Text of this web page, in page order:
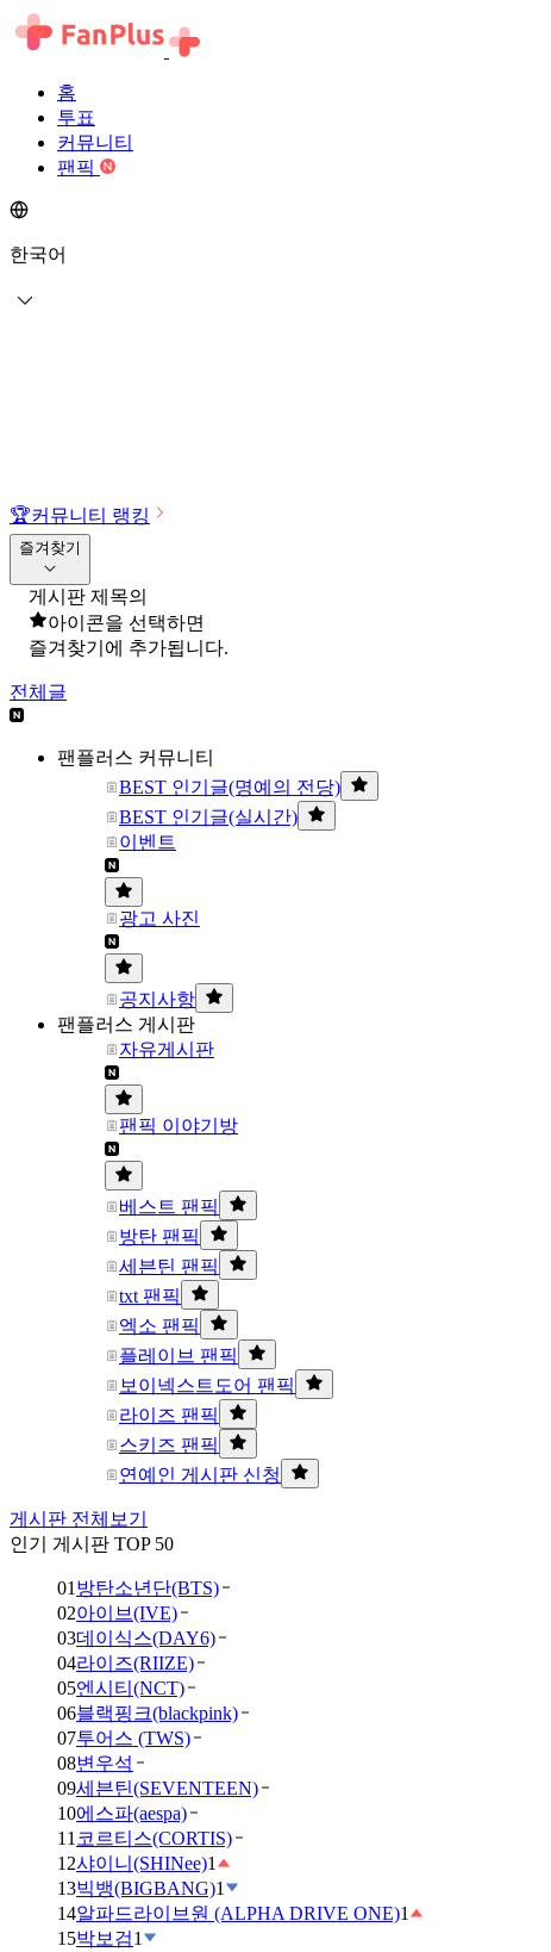
홈
투표
커뮤니티
팬픽
한국어
🏆커뮤니티 랭킹
즐겨찾기
게시판 제목의
아이콘을 선택하면
즐겨찾기에 추가됩니다.
전체글
팬플러스 커뮤니티
BEST 인기글(명예의 전당)
BEST 인기글(실시간)
이벤트
광고 사진
공지사항
팬플러스 게시판
자유게시판
팬픽 이야기방
베스트 팬픽
방탄 팬픽
세븐틴 팬픽
txt 팬픽
엑소 팬픽
플레이브 팬픽
보이넥스트도어 팬픽
라이즈 팬픽
스키즈 팬픽
연예인 게시판 신청
게시판 전체보기
인기 게시판 TOP 50
01 방탄소년단(BTS)
02아이브(IVE)
03데이식스(DAY6)
04라이즈(RIIZE)
05엔시티(NCT)
06블랙핑크(blackpink)
07투어스 (TWS)
08변우석
09세븐틴(SEVENTEEN)
10에스파(aespa)
11 코르티스(CORTIS)
12샤이니(SHINee)1
13빅뱅(BIGBANG)1
14알파드라이브원 (ALPHA DRIVE ONE)1
15박보검1